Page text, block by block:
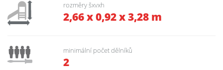
rozměry šxvxh
2,66 x 0,92 x 3,28 m
minimální počet dělníků
2